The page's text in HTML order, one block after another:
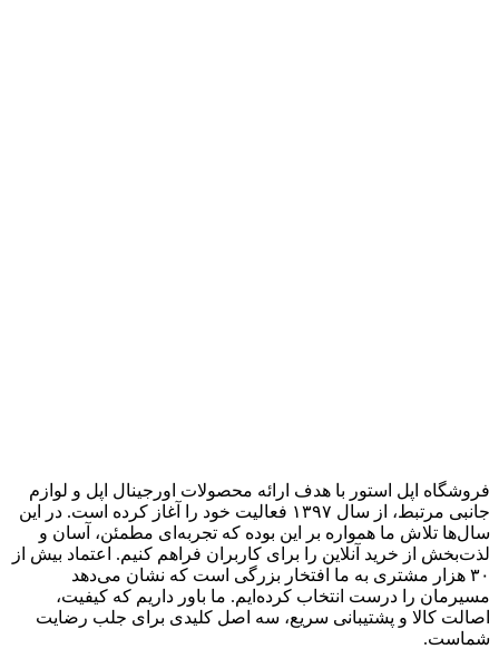
فروشگاه اپل استور با هدف ارائه‌ محصولات اورجینال اپل و لوازم
جانبی مرتبط، از سال ۱۳۹۷ فعالیت خود را آغاز کرده است. در این
سال‌ها تلاش ما همواره بر این بوده که تجربه‌ای مطمئن، آسان و
لذت‌بخش از خرید آنلاین را برای کاربران فراهم کنیم. اعتماد بیش از
۳۰ هزار مشتری به ما افتخار بزرگی است که نشان می‌دهد
مسیرمان را درست انتخاب کرده‌ایم. ما باور داریم که کیفیت،
اصالت کالا و پشتیبانی سریع، سه اصل کلیدی برای جلب رضایت
شماست.